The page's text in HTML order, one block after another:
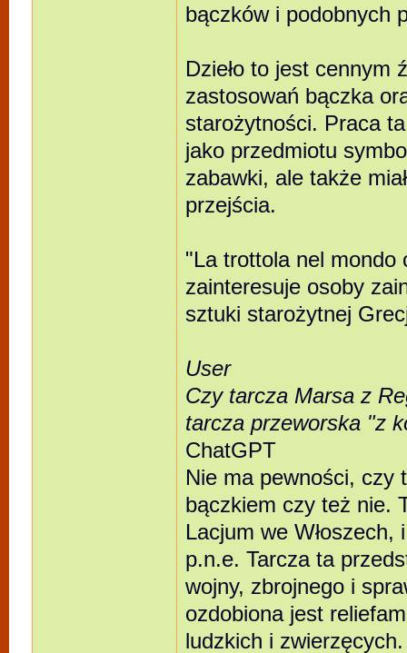
bączków i podobnych
Dzieło to jest cennym
zastosowań bączka
starożytności. Praca
jako przedmiotu
zabawki, ale także
przejścia.
"La trottola nel mondo
zainteresuje osoby
sztuki starożytnej
User
Czy tarcza Marsa z
tarcza przeworska "z
ChatGPT
Nie ma pewności, czy
bączkiem czy też nie.
Lacjum we
p.n.e. Tarcza ta
wojny, zbrojnego i
ozdobiona jest
ludzkich i zwierzęcych.